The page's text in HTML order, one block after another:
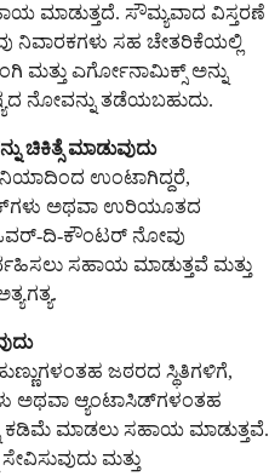
ಮಾಡುತ್ತದೆ. ಸೌಮ್ಯವಾದ ವಿಸ್ತರಣೆ
ಸಹ ಚೇತರಿಕೆಯಲ್ಲಿ
ಮತ್ತು ಎರ್ಗೋನಾಮಿಕ್ಸ್ ಅನ್ನು
ನೋವನ್ನು ತಡೆಯಬಹುದು.
ಚಿಕಿತ್ಸೆ ಮಾಡುವುದು
ಉಂಟಾಗಿದ್ದರೆ,
ಅಥವಾ ಉರಿಯೂತದ
ಓವರ್-ದಿ-ಕೌಂಟರ್ ನೋವು
ಸಹಾಯ ಮಾಡುತ್ತವೆ ಮತ್ತು
ಜಠರದ ಸ್ಥಿತಿಗಳಿಗೆ,
ಅಥವಾ ಆ್ಯಂಟಾಸಿಡ್‌ಗಳಂತಹ
ಕಡಿಮೆ ಮಾಡಲು ಸಹಾಯ ಮಾಡುತ್ತವೆ.
ಮತ್ತು